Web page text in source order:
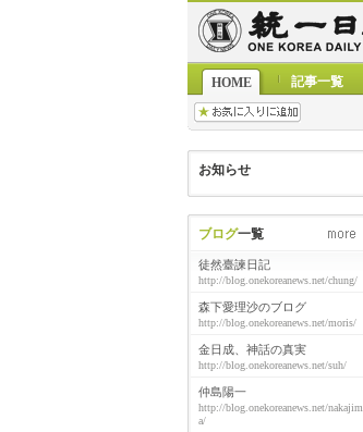
HOME 記事一覧
お知らせ
ブログ一覧
徒然臺諫日記
http://blog.onekoreanews.net/chung/
森下愛理沙のブログ
http://blog.onekoreanews.net/moris/
金日成、神話の真実
http://blog.onekoreanews.net/suh/
仲島陽一
http://blog.onekoreanews.net/nakajim
a/